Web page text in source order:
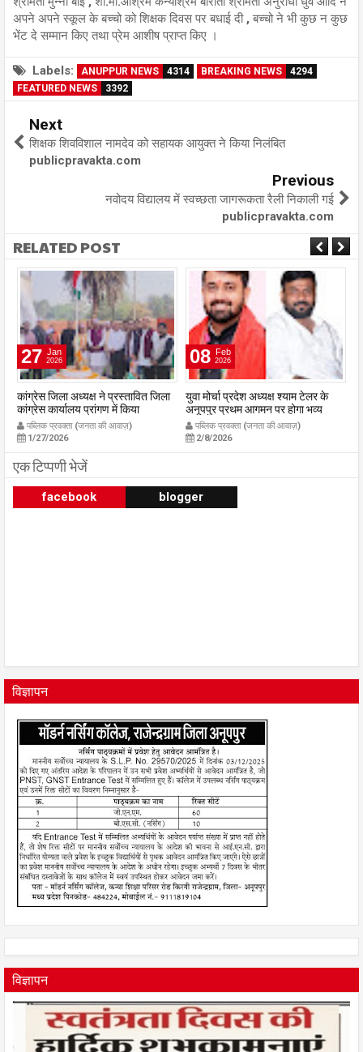
अपने अपने स्कूल के बच्चो को शिक्षक दिवस पर बधाई दी , बच्चो ने भी कुछ न कुछ
भेंट दे सम्मान किए तथा प्रेम आशीष प्राप्त किए ।
Labels: ANUPPUR NEWS 4314 BREAKING NEWS
4294
FEATURED NEWS
3392
Next
शिक्षक शिवविशाल नामदेव को सहायक आयुक्त ने किया निलंबित
publicpravakta.com
Previous
नवोदय विद्यालय में स्वच्छता जागरूकता रैली निकाली गई
publicpravakta.com
RELATED POST
27 Jan
2026
कांग्रेस जिला अध्यक्ष ने प्रस्तावित जिला
कांग्रेस कार्यालय प्रांगण में किया
ध्वजारोहण
publicpravakta.com
पब्लिक प्रवक्ता (जनता की आवाज़)
1/27/2026
08 Feb
2026
युवा मोर्चा प्रदेश अध्यक्ष श्याम टेलर के
अनूपपुर प्रथम आगमन पर होगा भव्य
स्वागत युवा मोर्चा के ऊर्जावान जिला मंत्री
प्रदीप मिश्रा ने सभी युवाओं से सहभागिता
की अपील
पब्लिक प्रवक्ता (जनता की आवाज़)
2/8/2026
एक टिप्पणी भेजें
facebook blogger
विज्ञापन
विज्ञापन